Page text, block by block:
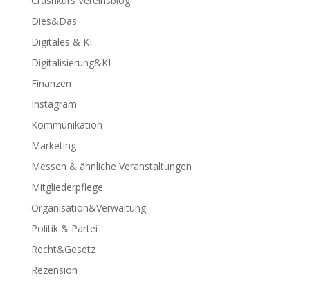
Dies&Das
Digitales & KI
Digitalisierung&KI
Finanzen
Instagram
Kommunikation
Marketing
Messen & ähnliche Veranstaltungen
Mitgliederpflege
Organisation&Verwaltung
Politik & Partei
Recht&Gesetz
Rezension